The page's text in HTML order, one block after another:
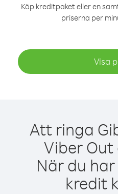
Köp kreditpaket eller en
priserna per
Visa
Att ringa
Viber Out
När du
kredit